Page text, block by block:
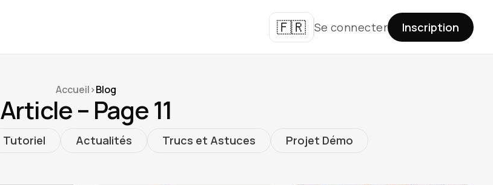
🇫🇷 Se connecter Inscription
Accueil>Blog
Article – Page 11
Tutoriel Actualités Trucs et Astuces Projet Démo